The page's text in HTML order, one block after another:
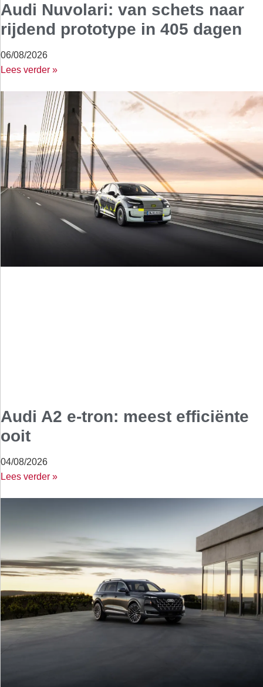
Audi Nuvolari: van schets naar
rijdend prototype in 405 dagen
06/08/2026
Lees verder »
Audi A2 e-tron: meest efficiënte
ooit
04/08/2026
Lees verder »